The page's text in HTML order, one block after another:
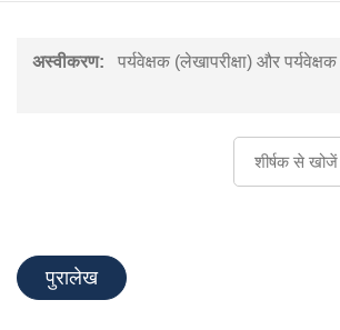
अस्वीकरण:
पर्यवेक्षक (लेखापरीक्षा) और
पुरालेख